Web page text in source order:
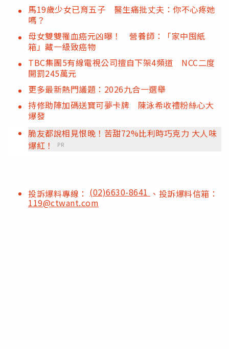
馬19歲少女已育五子 醫生痛批丈夫：你不心疼她
嗎？
母女雙雙罹血癌元凶曝！ 營養師：「家中囤紙
箱」藏一級致癌物
TBC集團5有線電視公司擅自下架4頻道 NCC二度
開罰245萬元
更多最新熱門議題：2026九合一選舉
持修助陣加碼送寶可夢卡牌 陳泳希收禮粉絲心大
爆發
脆友都說相見恨晚！苦甜72%比利時巧克力 大人味
爆紅！
PR
投訴爆料專線： (02)6630-8641 、投訴爆料信箱：
119@ctwant.com